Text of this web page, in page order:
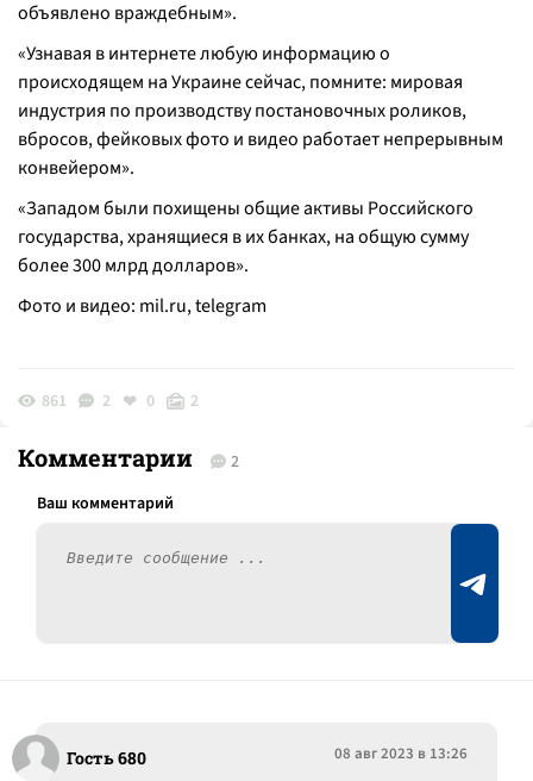
объявлено враждебным».
«Узнавая в интернете любую информацию о
происходящем на Украине сейчас, помните: мировая
индустрия по производству постановочных роликов,
вбросов, фейковых фото и видео работает непрерывным
конвейером».
«Западом были похищены общие активы Российского
государства, хранящиеся в их банках, на общую сумму
более 300 млрд долларов».
Фото и видео: mil.ru, telegram
861 2 0 2
Комментарии 2
Гость 680 08 авг 2023 в 13:26